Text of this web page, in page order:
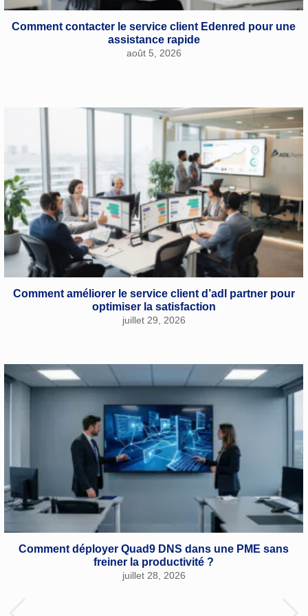
Comment contacter le service client Edenred pour une
assistance rapide
août 5, 2026
Comment améliorer le service client d’adl partner pour
optimiser la satisfaction
juillet 29, 2026
Comment déployer Quad9 DNS dans une PME sans
freiner la productivité ?
juillet 28, 2026